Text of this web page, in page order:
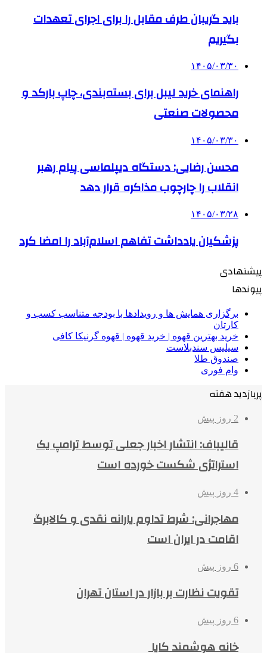
باید گریبان طرف مقابل را برای اجرای تعهدات
بگیریم
۱۴۰۵/۰۳/۳۰
راهنمای خرید لیبل برای بسته‌بندی، چاپ بارکد و
محصولات صنعتی
۱۴۰۵/۰۳/۳۰
محسن رضایی: دستگاه دیپلماسی پیام رهبر
انقلاب را چارچوب مذاکره قرار دهد
۱۴۰۵/۰۳/۲۸
پزشکیان یادداشت تفاهم اسلام‌آباد را امضا کرد
پیشنهادی
پیوندها
برگزاری همایش ها و رویدادها با بودجه متناسب کسب و
کارتان
خرید بهترین قهوه | خرید قهوه | قهوه گرنیکا کافی
سیلیس سندبلاست
صندوق طلا
وام فوری
پربازدید هفته
2 روز پیش
قالیباف: انتشار اخبار جعلی توسط ترامپ یک
استراتژی شکست خورده است
4 روز پیش
مهاجرانی: شرط تداوم یارانه نقدی و کالابرگ
اقامت در ایران است
6 روز پیش
تقویت نظارت بر بازار در استان تهران
6 روز پیش
خانه هوشمند کایا